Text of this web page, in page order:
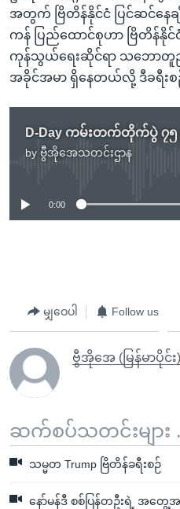
အတွက် ဗြိတိန်နိုင်ငံ ပြင်ဆင်နေ
ကန် ပြည်ထောင်စုဟာ ဗြိတိန်နို
ကုန်သွယ်ရေးဆိုင်ရာ သဘောတူ
အခိုင်အမာ ရှိနေတယ်လို့ ဒီခရီးစ
by ဗွီအိုအေသတင်းဌာန
No media
0:00
မျှဝေပါ Follow us
ဗွီအိုအေ (မြန်မာပိုင်း)
ဆက်စပ်သတင်းများ
သမ္မတ Trump ဗြိတိန်ခရီးစဉ်
နော်မန်ဒီ စစ်ပြန်တဦးရဲ့ အတွေ့